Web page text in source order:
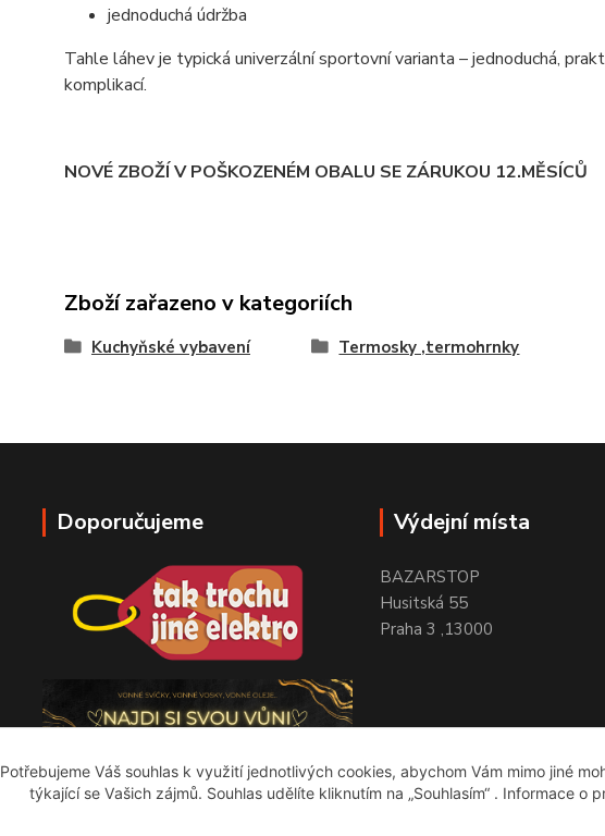
jednoduchá údržba
Tahle láhev je typická univerzální sportovní varianta – jednoduchá,
komplikací.
NOVÉ ZBOŽÍ V POŠKOZENÉM OBALU SE ZÁRUKOU 12.MĚSÍCŮ
Zboží zařazeno v kategoriích
Kuchyňské vybavení Termosky ,termohrnky
Doporučujeme Výdejní místa
BAZARSTOP
Husitská 55
Praha 3 ,13000
Potřebujeme Váš souhlas k využití jednotlivých cookies, abychom Vám mimo jiné
týkající se Vašich zájmů. Souhlas udělíte kliknutím na „Souhlasím“ . Informace o